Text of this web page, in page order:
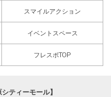
スマイルアクション
イベントスペース
フレスポTOP
ティーモール】